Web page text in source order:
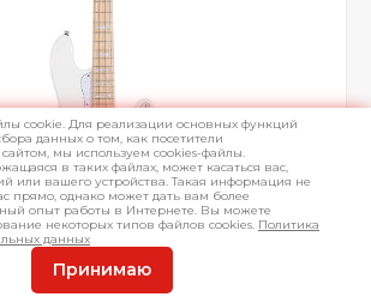
cookie. Для реализации основных функций
данных о том, как посетители
мы используем cookies-файлы.
в таких файлах, может касаться вас,
или вашего устройства. Такая информация не
прямо, однако может дать вам более
опыт работы в Интернете. Вы можете
некоторых типов файлов cookies. Политика
данных
Принимаю